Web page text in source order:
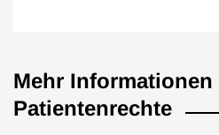
Mehr Informationen
Patientenrechte